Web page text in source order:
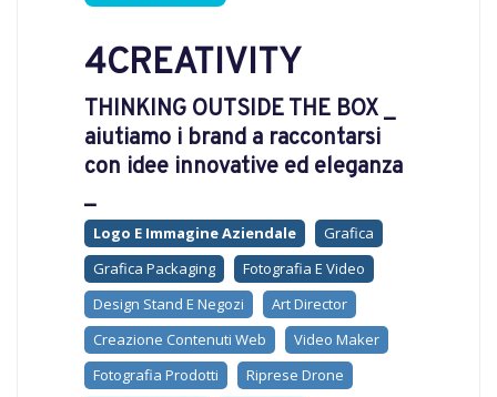
4CREATIVITY
THINKING OUTSIDE THE BOX _
aiutiamo i brand a raccontarsi
con idee innovative ed eleganza
_
Logo E Immagine Aziendale
Grafica
Grafica Packaging
Fotografia E Video
Design Stand E Negozi
Art Director
Creazione Contenuti Web
Video Maker
Fotografia Prodotti
Riprese Drone